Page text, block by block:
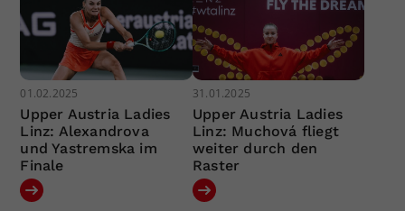
01.02.2025
Upper Austria Ladies
Linz: Alexandrova
und Yastremska im
Finale
31.01.2025
Upper Austria Ladies
Linz: Muchová fliegt
weiter durch den
Raster